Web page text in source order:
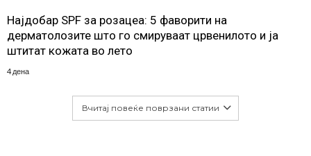
Најдобар SPF за розацеа: 5 фаворити на
дерматолозите што го смируваат црвенилото и ја
штитат кожата во лето
4 дена
Вчитај повеќе поврзани статии